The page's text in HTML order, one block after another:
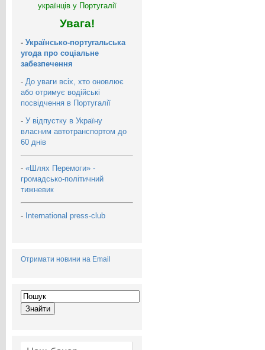
українців у Португалії
Увага!
- Українсько-португальська
угода про соціальне
забезпечення
- До уваги всіх, хто оновлює
або отримує водійські
посвідчення в Португалії
- У відпустку в Україну
власним автотранспортом до
60 днів
- «Шлях Перемоги» -
громадсько-політичний
тижневик
- International press-club
Отримати новини на Email